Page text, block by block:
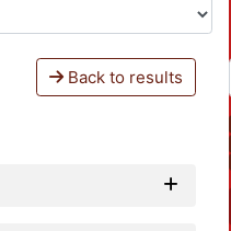
Back to results